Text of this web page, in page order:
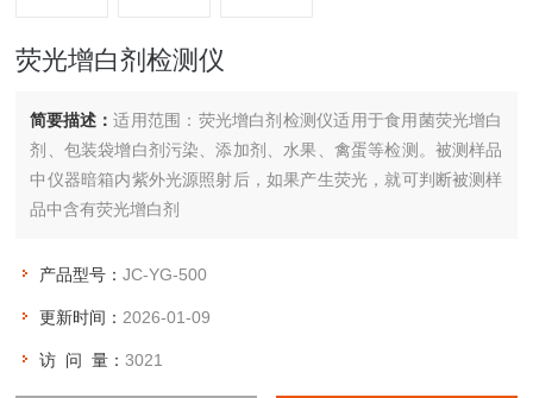
荧光增白剂检测仪
简要描述：适用范围：荧光增白剂检测仪适用于食用菌荧光增白
剂、包装袋增白剂污染、添加剂、水果、禽蛋等检测。被测样品
中仪器暗箱内紫外光源照射后，如果产生荧光，就可判断被测样
品中含有荧光增白剂
产品型号：JC-YG-500
更新时间： 2026-01-09
访 问 量：3021